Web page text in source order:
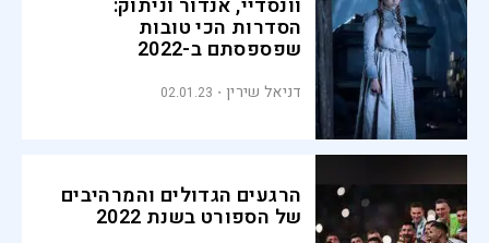
וונסדיי, אנדור וניתוק:
הסדרות הכי טובות
שפספסתם ב-2022
דניאל שירין 02.01.23
הרגעים הגדולים והמרהיבים
של הספורט בשנת 2022